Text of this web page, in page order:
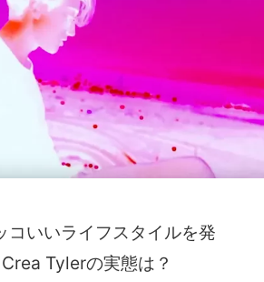
コいいライフスタイルを発
Tylerの実態は？